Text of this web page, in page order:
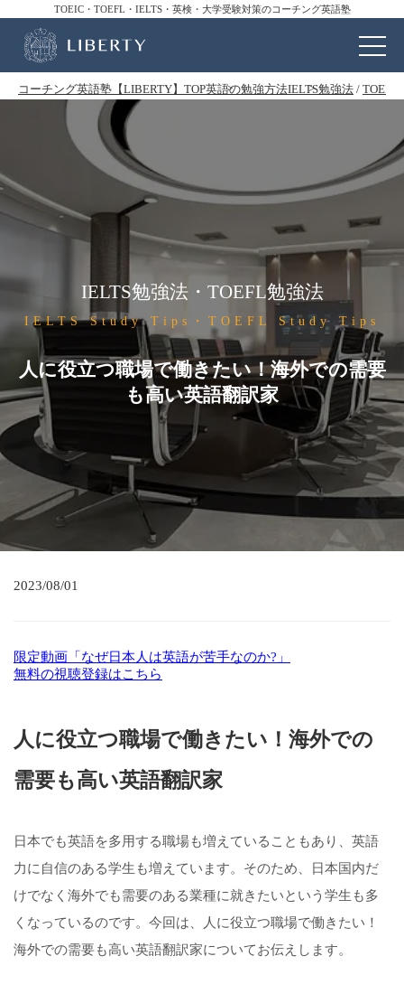
TOEIC・TOEFL・IELTS・英検・大学受験対策のコーチング英語塾
コーチング英語塾【LIBERTY】TOP英語の勉強方法IELTS勉強法 / TOEFL
IELTS勉強法・TOEFL勉強法
IELTS Study Tips・TOEFL Study Tips
人に役立つ職場で働きたい！海外での需要
も高い英語翻訳家
2023/08/01
限定動画「なぜ日本人は英語が苦手なのか?」
無料の視聴登録はこちら
人に役立つ職場で働きたい！海外での
需要も高い英語翻訳家
日本でも英語を多用する職場も増えていることもあり、英語
力に自信のある学生も増えています。そのため、日本国内だ
けでなく海外でも需要のある業種に就きたいという学生も多
くなっているのです。今回は、人に役立つ職場で働きたい！
海外での需要も高い英語翻訳家についてお伝えします。